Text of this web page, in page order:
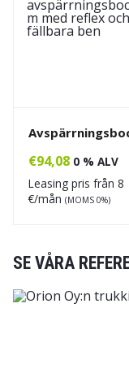
€94,08 0 % ALV
Leasing pris från 8
€/mån (MOMS 0%)
SE VÅRA